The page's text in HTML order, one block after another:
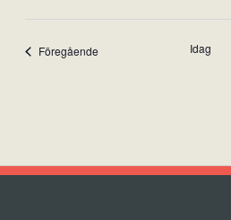
Föregående Idag